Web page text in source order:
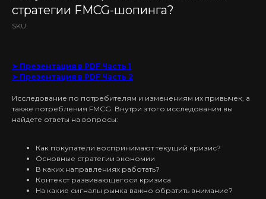
стратегии FMCG-шопинга?
SKU:
➤ Презентация в PDF Часть 1
➤ Презентация в PDF Часть 2
Исследование по потребителям и изменениям их привычек, а
также потребления FMCG. Внутри этого исследования вы
найдете ответы на вопросы:
Как покупатели воспринимают текущий кризис?
Основные стратегии экономии
В каких направлениях работать?
Контекст развивающегося кризиса
На какие сигналы рынка важно обратить внимание?